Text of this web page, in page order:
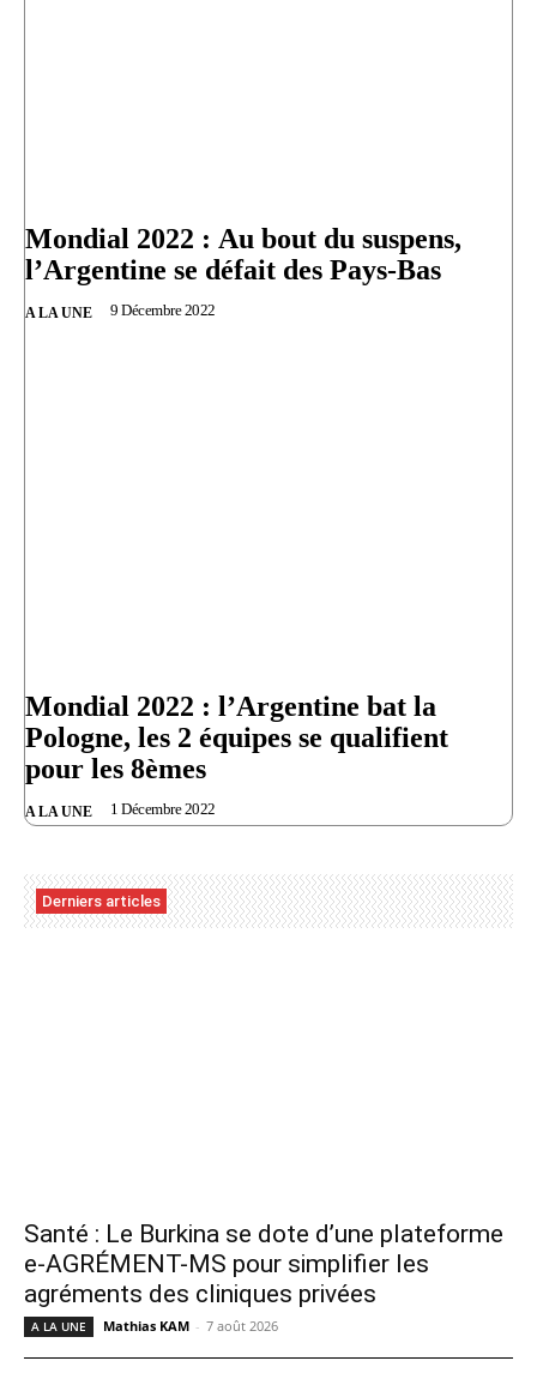
Mondial 2022 : Au bout du suspens,
l’Argentine se défait des Pays-Bas
A LA UNE 9 Décembre 2022
Mondial 2022 : l’Argentine bat la
Pologne, les 2 équipes se qualifient
pour les 8èmes
A LA UNE 1 Décembre 2022
Derniers articles
Santé : Le Burkina se dote d’une plateforme
e-AGRÉMENT-MS pour simplifier les
agréments des cliniques privées
A LA UNE Mathias KAM - 7 août 2026